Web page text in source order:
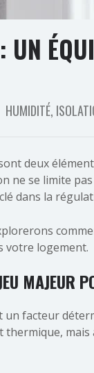
UN
HUMIDITÉ,
deux
ne se limite
dans la
votre logement.
MAJEUR
un facteur